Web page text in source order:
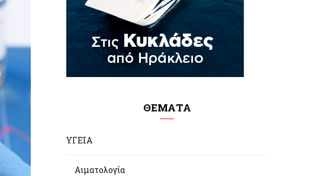
ΘΕΜΑΤΑ
ΥΓΕΙΑ
Αιματολογία